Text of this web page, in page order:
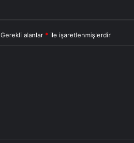
Gerekli alanlar * ile işaretlenmişlerdir